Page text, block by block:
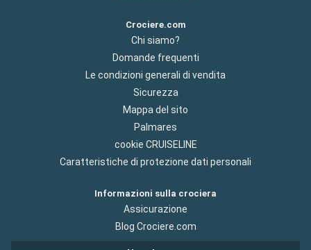
Crociere.com
Chi siamo?
Domande frequenti
Le condizioni generali di vendita
Sicurezza
Mappa del sito
Palmares
cookie CRUISELINE
Caratteristiche di protezione dati personali
Informazioni sulla crociera
Assicurazione
Blog Crociere.com